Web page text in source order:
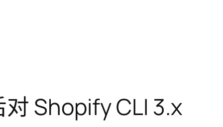
Shopify CLI 3.x